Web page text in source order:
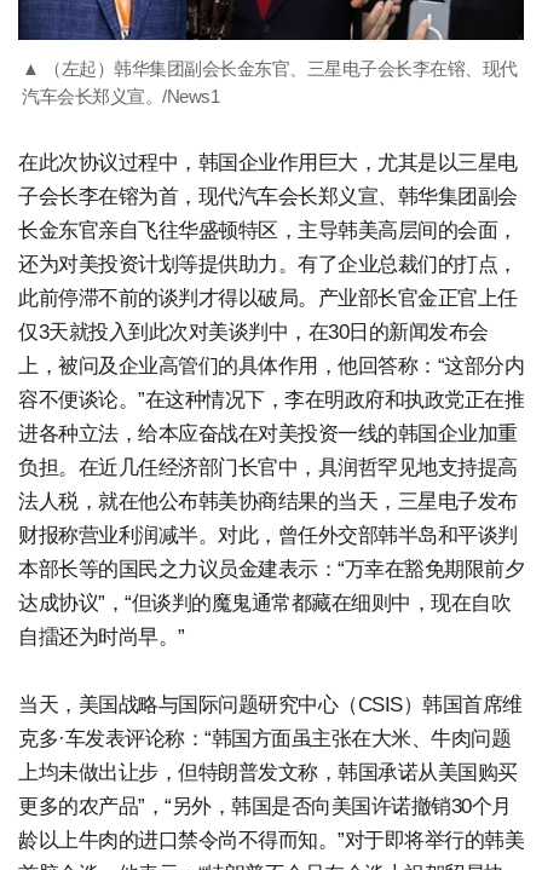
▲ （左起）韩华集团副会长金东官、三星电子会长李在镕、现代
汽车会长郑义宣。/News1
在此次协议过程中，韩国企业作用巨大，尤其是以三星电
子会长李在镕为首，现代汽车会长郑义宣、韩华集团副会
长金东官亲自飞往华盛顿特区，主导韩美高层间的会面，
还为对美投资计划等提供助力。有了企业总裁们的打点，
此前停滞不前的谈判才得以破局。产业部长官金正官上任
仅3天就投入到此次对美谈判中，在30日的新闻发布会
上，被问及企业高管们的具体作用，他回答称：“这部分内
容不便谈论。”在这种情况下，李在明政府和执政党正在推
进各种立法，给本应奋战在对美投资一线的韩国企业加重
负担。在近几任经济部门长官中，具润哲罕见地支持提高
法人税，就在他公布韩美协商结果的当天，三星电子发布
财报称营业利润减半。对此，曾任外交部韩半岛和平谈判
本部长等的国民之力议员金建表示：“万幸在豁免期限前夕
达成协议”，“但谈判的魔鬼通常都藏在细则中，现在自吹
自擂还为时尚早。”
当天，美国战略与国际问题研究中心（CSIS）韩国首席维
克多·车发表评论称：“韩国方面虽主张在大米、牛肉问题
上均未做出让步，但特朗普发文称，韩国承诺从美国购买
更多的农产品”，“另外，韩国是否向美国许诺撤销30个月
龄以上牛肉的进口禁令尚不得而知。”对于即将举行的韩美